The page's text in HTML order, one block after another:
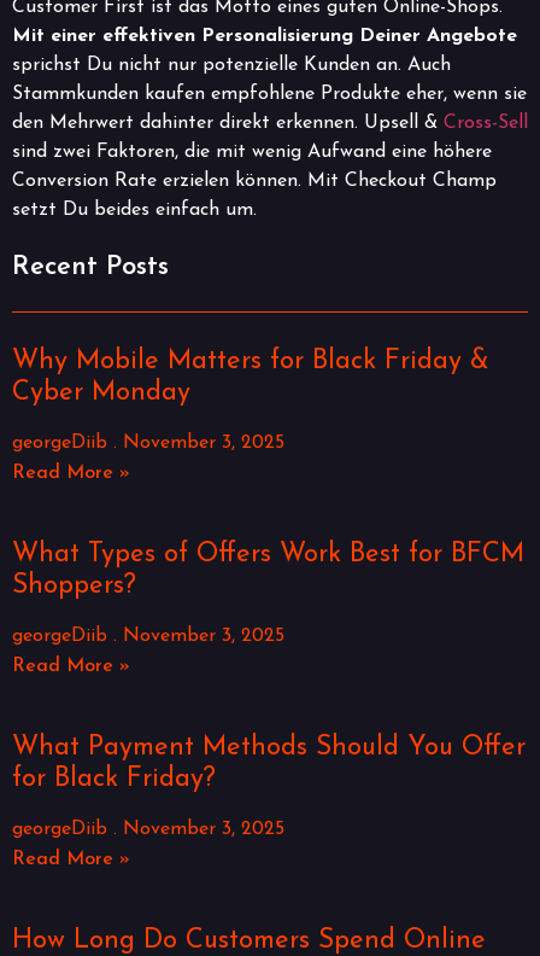
Customer First ist das Motto eines guten Online-Shops.
Mit einer effektiven Personalisierung Deiner Angebote
sprichst Du nicht nur potenzielle Kunden an. Auch
Stammkunden kaufen empfohlene Produkte eher, wenn sie
den Mehrwert dahinter direkt erkennen. Upsell & Cross-Sell
sind zwei Faktoren, die mit wenig Aufwand eine höhere
Conversion Rate erzielen können. Mit Checkout Champ
setzt Du beides einfach um.
Recent Posts
Why Mobile Matters for Black Friday &
Cyber Monday
georgeDiib
November 3, 2025
Read More »
What Types of Offers Work Best for BFCM
Shoppers?
georgeDiib
November 3, 2025
Read More »
What Payment Methods Should You Offer
for Black Friday?
georgeDiib
November 3, 2025
Read More »
How Long Do Customers Spend Online